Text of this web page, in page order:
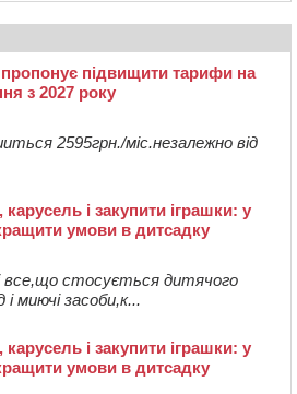
підвищити тарифи на
з 2027 року
2595грн./міс.незалежно від
і закупити іграшки: у
умови в дитсадку
і все,що стосується дитячого
миючі засоби,к...
і закупити іграшки: у
умови в дитсадку